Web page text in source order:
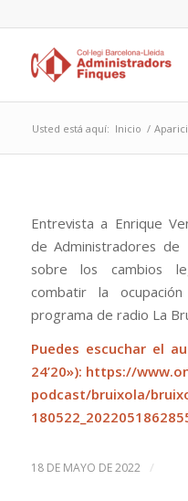
Usted está aquí: Inicio /
Entrevista a Enrique
de Administradores de
sobre los cambios
combatir la
programa de radio La
Puedes escuchar el
24’20»): https://
podcast/bruixola/
18 DE MAYO DE 2022 /